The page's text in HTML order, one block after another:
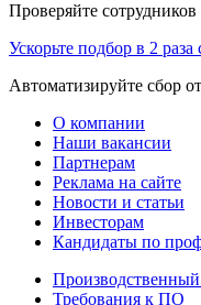
Проверяйте
Ускорьте подбор в 2 раза
Автоматизируйте сбор
О компании
Наши вакансии
Партнерам
Реклама на сайте
Новости и статьи
Инвесторам
Кандидаты по
Производственный
Требования к ПО